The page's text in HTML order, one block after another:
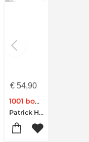
€54,90
1001 bouwstenen van de Chinese karakters
Patrick Herbots